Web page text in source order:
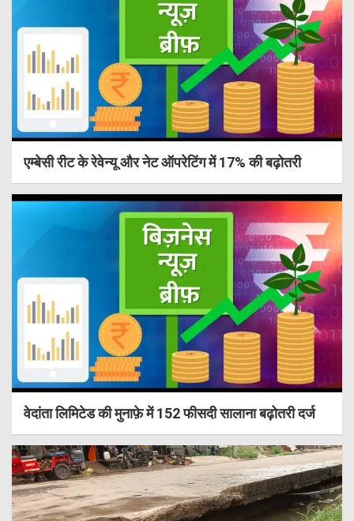
एम्बेसी रीट के रेवेन्यू और नेट ऑपरेटिंग में 17% की बढ़ोतरी
वेदांता लिमिटेड की मुनाफ़े में 152 फीसदी सालाना बढ़ोतरी दर्ज